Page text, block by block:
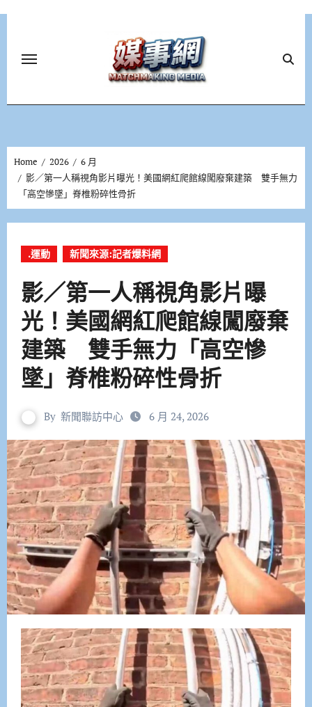
Home 2026
6 月
影／第一人稱視角影片曝光！美國網紅爬館線闖廢棄建築 雙手無力
「高空慘墜」脊椎粉碎性骨折
.運動 新聞來源:記者爆料網
影／第一人稱視角影片曝
光！美國網紅爬館線闖廢棄
建築 雙手無力「高空慘
墜」脊椎粉碎性骨折
By 新聞聯訪中心 6 月 24, 2026